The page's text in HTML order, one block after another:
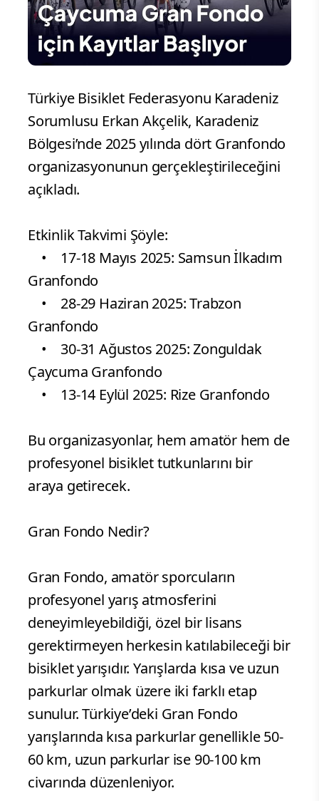
Türkiye Bisiklet Federasyonu Karadeniz
Sorumlusu Erkan Akçelik, Karadeniz
Bölgesi’nde 2025 yılında dört Granfondo
organizasyonunun gerçekleştirileceğini
açıkladı.
Etkinlik Takvimi Şöyle:
• 17-18 Mayıs 2025: Samsun İlkadım
Granfondo
• 28-29 Haziran 2025: Trabzon
Granfondo
• 30-31 Ağustos 2025: Zonguldak
Çaycuma Granfondo
• 13-14 Eylül 2025: Rize Granfondo
Bu organizasyonlar, hem amatör hem de
profesyonel bisiklet tutkunlarını bir
araya getirecek.
Gran Fondo Nedir?
Gran Fondo, amatör sporcuların
profesyonel yarış atmosferini
deneyimleyebildiği, özel bir lisans
gerektirmeyen herkesin katılabileceği bir
bisiklet yarışıdır. Yarışlarda kısa ve uzun
parkurlar olmak üzere iki farklı etap
sunulur. Türkiye’deki Gran Fondo
yarışlarında kısa parkurlar genellikle 50-
60 km, uzun parkurlar ise 90-100 km
civarında düzenleniyor.